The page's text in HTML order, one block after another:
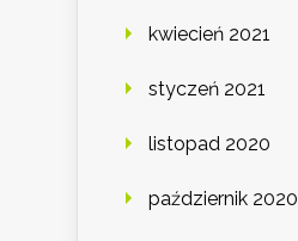
kwiecień 2021
styczeń 2021
listopad 2020
październik 2020